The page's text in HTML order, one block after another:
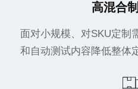
高混合
面对小规模、对SKU定制
和自动测试内容降低整体